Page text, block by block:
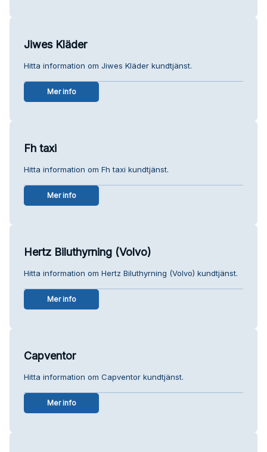
Jiwes Kläder
Hitta information om Jiwes Kläder kundtjänst.
Mer info
Fh taxi
Hitta information om Fh taxi kundtjänst.
Mer info
Hertz Biluthyrning (Volvo)
Hitta information om Hertz Biluthyrning (Volvo) kundtjänst.
Mer info
Capventor
Hitta information om Capventor kundtjänst.
Mer info